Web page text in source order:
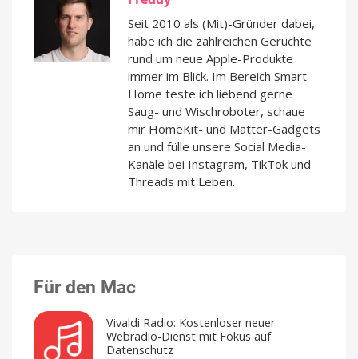
Seit 2010 als (Mit)-Gründer dabei,
habe ich die zahlreichen Gerüchte
rund um neue Apple-Produkte
immer im Blick. Im Bereich Smart
Home teste ich liebend gerne
Saug- und Wischroboter, schaue
mir HomeKit- und Matter-Gadgets
an und fülle unsere Social Media-
Kanäle bei Instagram, TikTok und
Threads mit Leben.
Für den Mac
Vivaldi Radio: Kostenloser neuer
Webradio-Dienst mit Fokus auf
Datenschutz